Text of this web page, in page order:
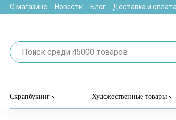
О магазине Новости Блог Доставка и оплата
Скрапбукинг Художественные товары